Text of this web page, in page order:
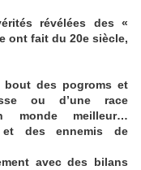
révélées des «
ont fait du 20e siècle,
des pogroms et
ou d’une race
monde meilleur…
des ennemis de
avec des bilans